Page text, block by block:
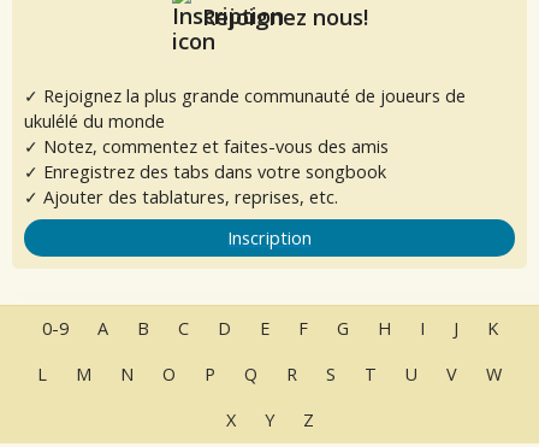
Rejoignez nous!
✓ Rejoignez la plus grande communauté de joueurs de
ukulélé du monde
✓ Notez, commentez et faites-vous des amis
✓ Enregistrez des tabs dans votre songbook
✓ Ajouter des tablatures, reprises, etc.
Inscription
0-9 A B C D E F G H I J
K
L
M N O P Q R S T U V
W
X
Y Z